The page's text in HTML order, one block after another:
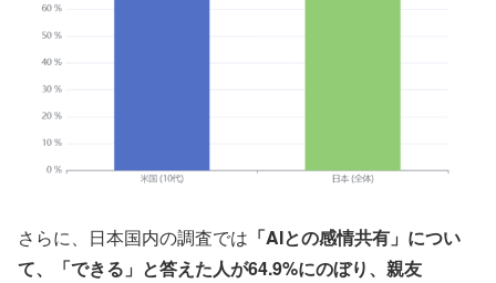
さらに、日本国内の調査では 「AIとの感情共有」につい
て、「できる」と答えた人が64.9%にのぼり、親友